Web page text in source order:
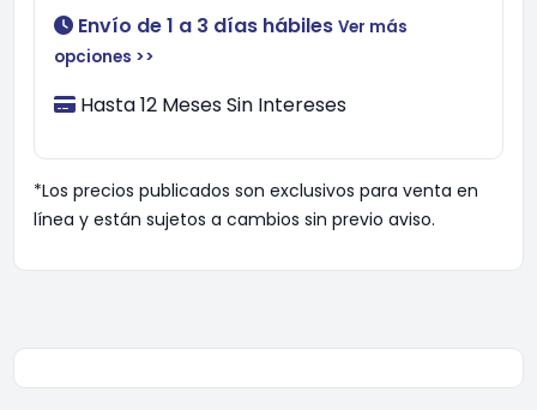
Envío de 1 a 3 días hábiles Ver más
opciones >>
Hasta 12 Meses Sin Intereses
*Los precios publicados son exclusivos para venta en
línea y están sujetos a cambios sin previo aviso.